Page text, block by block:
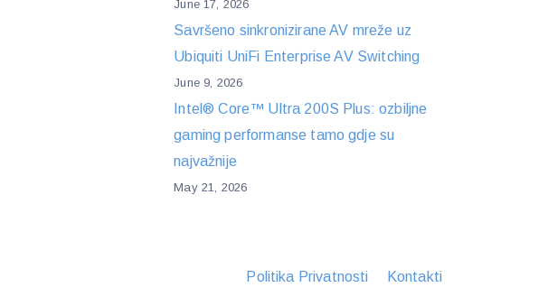
June 17, 2026
Savršeno sinkronizirane AV mreže uz
Ubiquiti UniFi Enterprise AV Switching
June 9, 2026
Intel® Core™ Ultra 200S Plus: ozbiljne
gaming performanse tamo gdje su
najvažnije
May 21, 2026
Politika Privatnosti Kontakti